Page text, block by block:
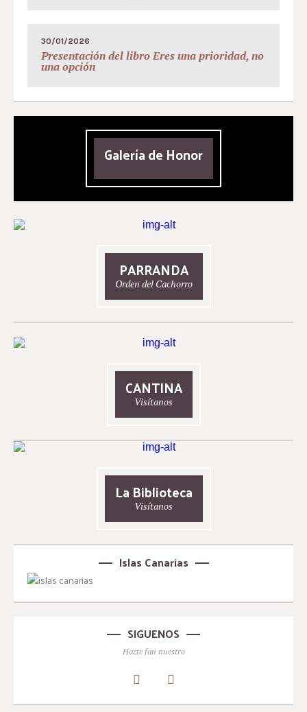
30/01/2026
Presentación del libro Eres una prioridad, no
una opción
Galería de Honor
PARRANDA
Orden del Cachorro
CANTINA
Visítanos
La Biblioteca
Visítanos
Islas Canarias
SIGUENOS
Hazte fan nuestro